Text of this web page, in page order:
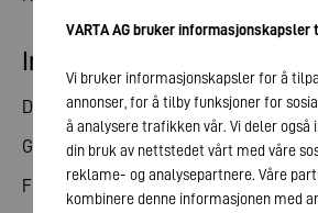
Investorrelasjoner
Del
Generalforsamling
Finanskalender
VARTA AG bruker
Vi bruker informasjonskapsler for å
annonser, for å tilby funksjoner for
å analysere trafikken vår. Vi deler også
din bruk av nettstedet vårt med våre
reklame- og analysepartnere. Våre
kombinere denne informasjonen med